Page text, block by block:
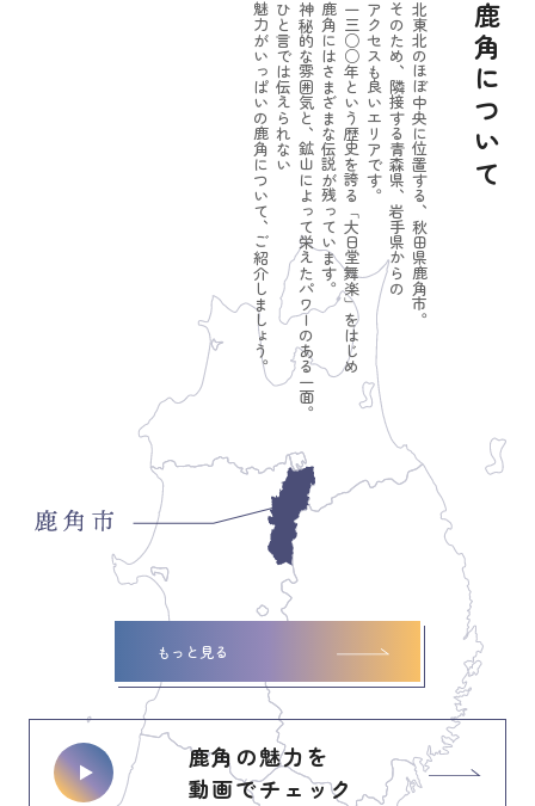
鹿角について
北東北のほぼ中央に位置する、秋田県鹿角市。
そのため、隣接する青森県、岩手県からの
アクセスも良いエリアです。
一三○○年という歴史を誇る「大日堂舞楽」をはじめ
鹿角にはさまざまな伝説が残っています。
神秘的な雰囲気と、鉱山によって栄えたパワーのある一面。
ひと言では伝えられない
魅力がいっぱいの鹿角について、ご紹介しましょう。
もっと見る
鹿角の魅力を
動画でチェック